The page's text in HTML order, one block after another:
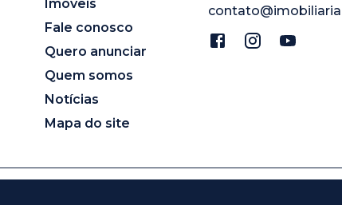
Imóveis
Fale conosco
Quero anunciar
Quem somos
Notícias
Mapa do site